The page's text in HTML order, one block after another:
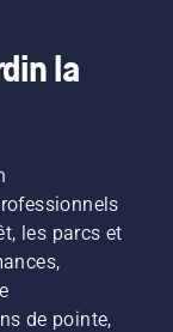
la
les parcs et
de pointe,